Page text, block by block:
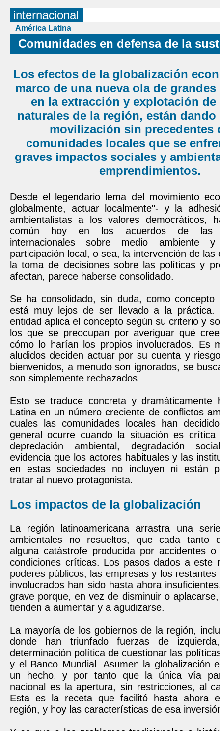
internacional
América Latina
Comunidades en defensa de la
Los efectos de la globalización
marco de una nueva ola de
en la extracción y explotación de
naturales de la región, están dando
movilización sin precedentes
comunidades locales que se
graves impactos sociales y
emprendimientos.
Desde el legendario lema del movimiento
globalmente, actuar localmente"- y la
ambientalistas a los valores democráticos,
común hoy en los acuerdos de las
internacionales sobre medio ambiente
participación local, o sea, la intervención de las
la toma de decisiones sobre las políticas y
afectan, parece haberse consolidado.
Se ha consolidado, sin duda, como concepto
está muy lejos de ser llevado a la práctica.
entidad aplica el concepto según su criterio y
los que se preocupan por averiguar qué
cómo lo harían los propios involucrados. Es
aludidos deciden actuar por su cuenta y
bienvenidos, a menudo son ignorados, se
son simplemente rechazados.
Esto se traduce concreta y dramáticamente
Latina en un número creciente de conflictos
cuales las comunidades locales han
general ocurre cuando la situación es crítica
depredación ambiental, degradación
evidencia que los actores habituales y las
en estas sociedades no incluyen ni están
tratar al nuevo protagonista.
Los impactos de la globalización
La región latinoamericana arrastra una
ambientales no resueltos, que cada tanto
alguna catástrofe producida por accidentes
condiciones críticas. Los pasos dados a este
poderes públicos, las empresas y los restantes
involucrados han sido hasta ahora
grave porque, en vez de disminuir o
tienden a aumentar y a agudizarse.
La mayoría de los gobiernos de la región,
donde han triunfado fuerzas de
determinación política de cuestionar las
y el Banco Mundial. Asumen la globalización
un hecho, y por tanto que la única vía
nacional es la apertura, sin restricciones, al
Esta es la receta que facilitó hasta ahora
región, y hoy las características de esa